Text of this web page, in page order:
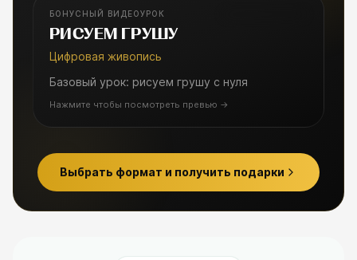
БОНУСНЫЙ ВИДЕОУРОК
РИСУЕМ ГРУШУ
Цифровая живопись
Базовый урок: рисуем грушу с нуля
Нажмите чтобы посмотреть превью →
Выбрать формат и получить подарки